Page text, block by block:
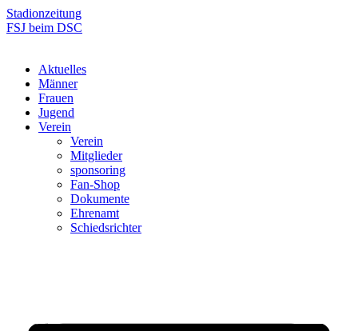
Zum
Inhalt
Stadionzeitung
FSJ beim DSC
Aktuelles
Männer
Frauen
Jugend
Verein
Verein
Mitglieder
sponsoring
Fan-Shop
Dokumente
Ehrenamt
Schiedsrichter